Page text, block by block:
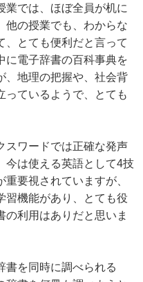
業では、ほぼ全員が机に
他の授業でも、わからな
、とても便利だと言って
に電子辞書の百科事典を
、地理の把握や、社会背
っているようで、とても
スワードでは正確な発声
今は使える英語として4技
要視されていますが、
習機能があり、とても役
の利用はありだと思いま
を同時に調べられる